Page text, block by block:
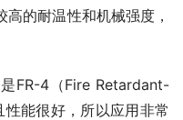
的耐温性和机械强度，
FR-4（Fire Retardant-
能很好，所以应用非常